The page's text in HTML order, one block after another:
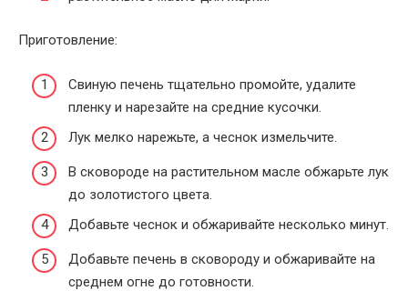
Приготовление:
Свиную печень тщательно промойте, удалите
пленку и нарезайте на средние кусочки.
Лук мелко нарежьте, а чеснок измельчите.
В сковороде на растительном масле обжарьте лук
до золотистого цвета.
Добавьте чеснок и обжаривайте несколько минут.
Добавьте печень в сковороду и обжаривайте на
среднем огне до готовности.